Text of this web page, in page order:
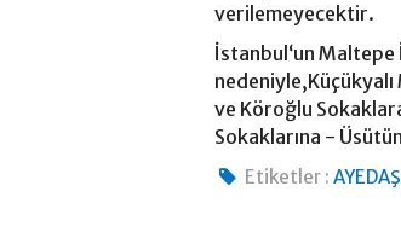
verilemeyecektir.
İstanbul‘un Maltepe
ve Köroğlu
Sokaklarına -
Etiketler : AYEDAŞ